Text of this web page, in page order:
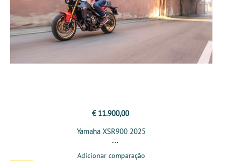
€ 11.900,00
Yamaha XSR900 2025
Adicionar comparação